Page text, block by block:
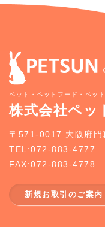
ペット・ペットフード・ペッ
株式会社ペッ
〒571-0017 大阪府門
TEL:072-883-4777
FAX:072-883-4778
新規お取引のご案内